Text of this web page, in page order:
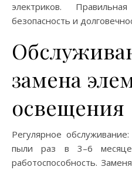
электриков.
безопасность и
замена
освещения
Регулярное
пыли раз в 3–6
работоспособность.